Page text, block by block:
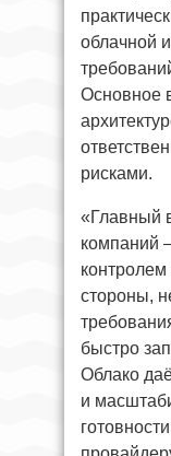
облачной
Основное
рисками.
«Главный
компаний
стороны,
быстро
Облако
и